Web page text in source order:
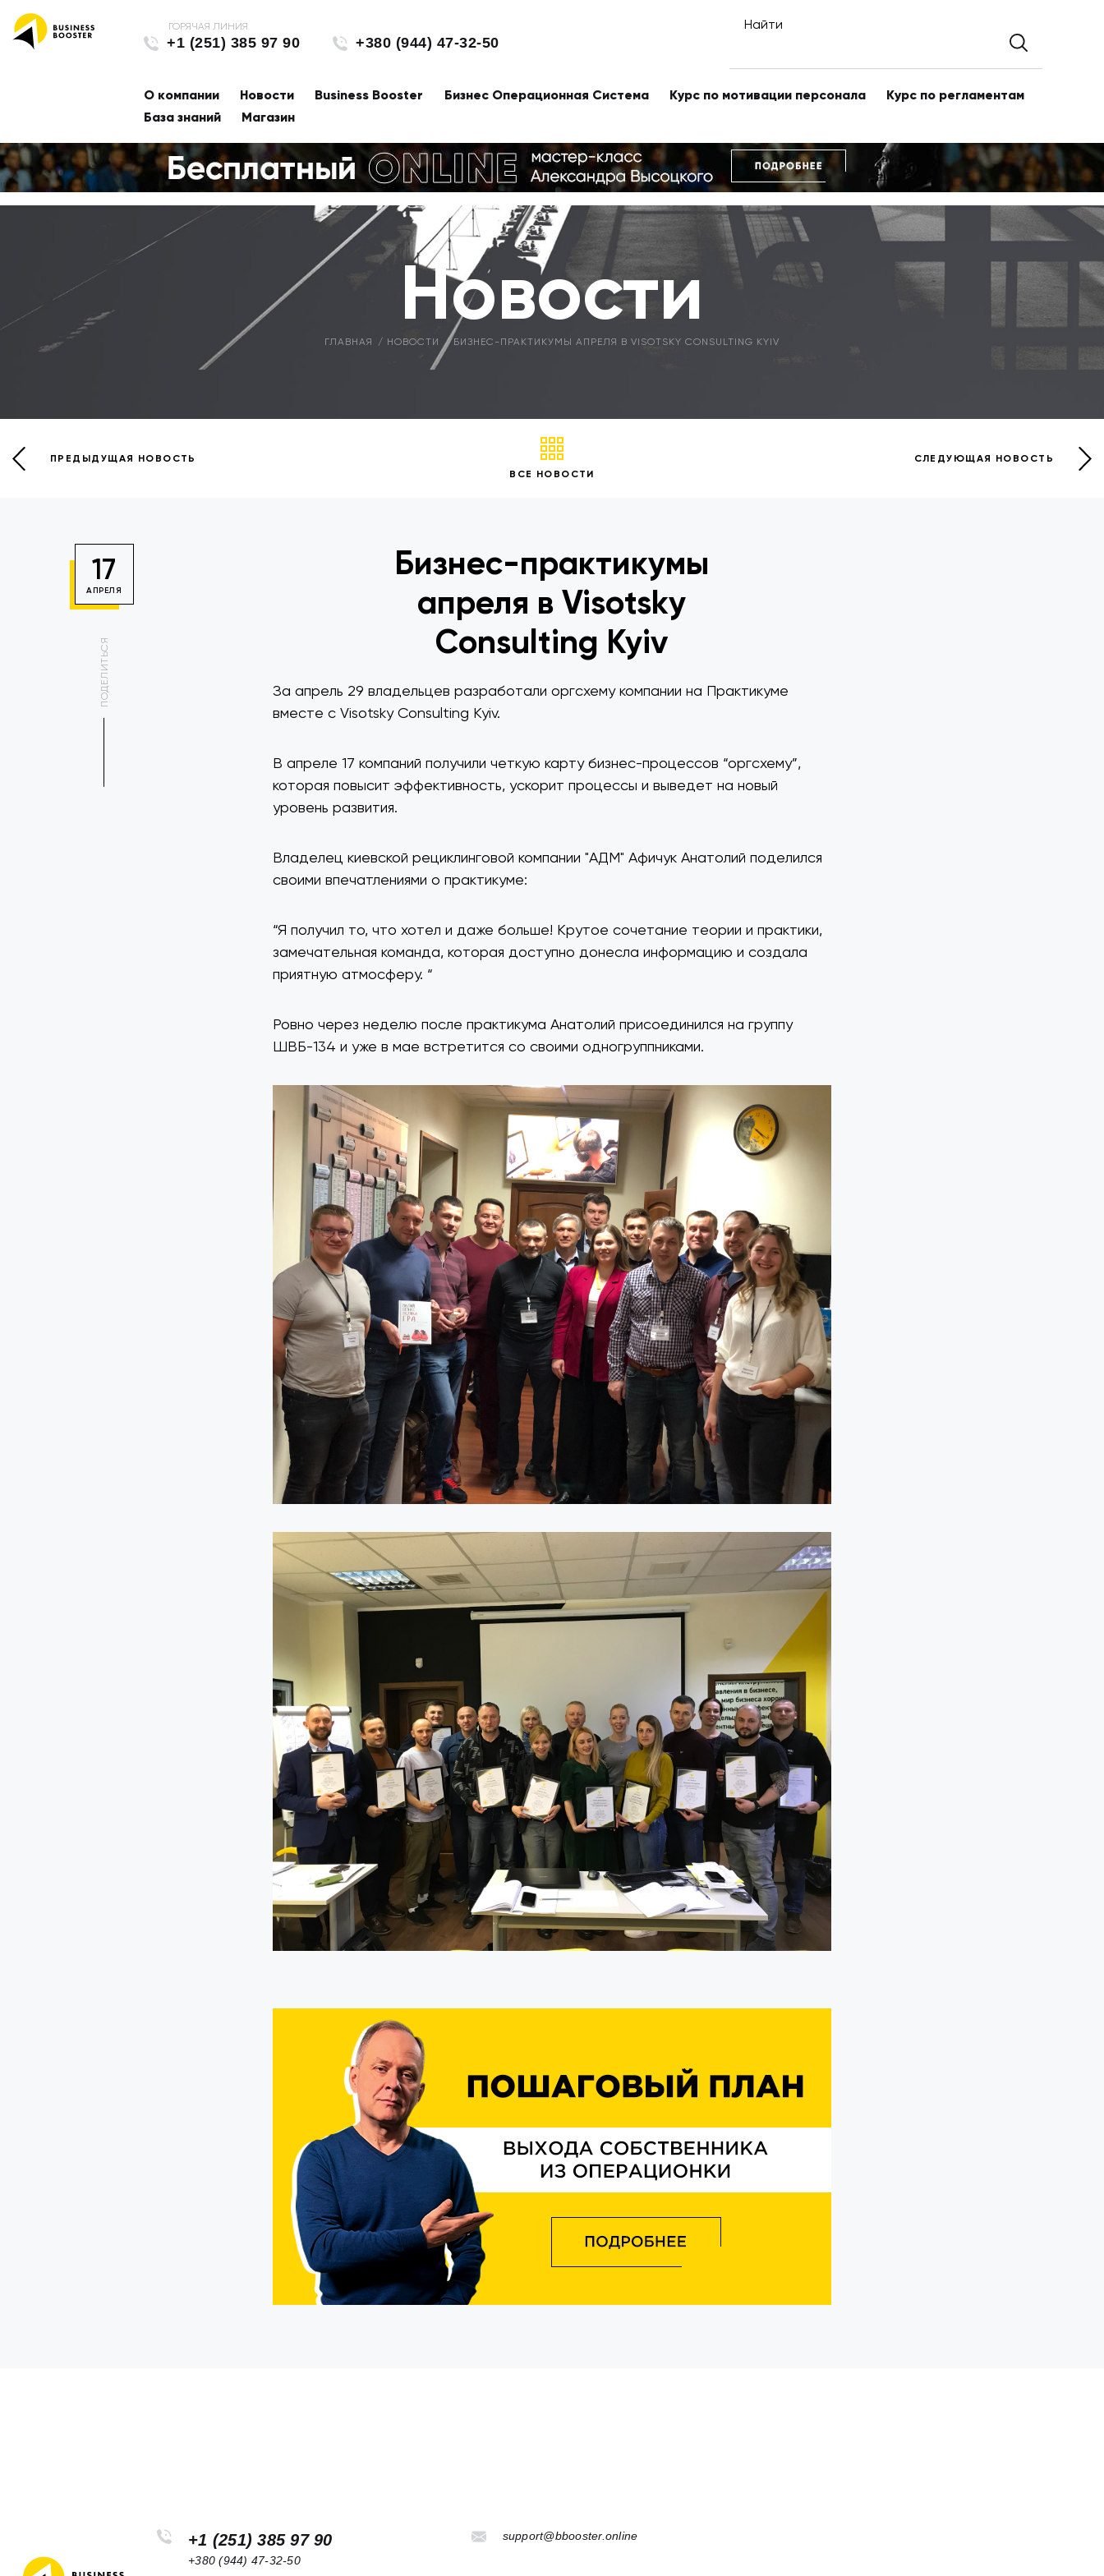
+1 (251) 385 97 90 +380 (944) 47-32-50
Найти
О компании Новости Business Booster Бизнес Операционная Система Курс по мотивации персонала
Курс по регламентам
База знаний
Магазин
Новости
ГЛАВНАЯ НОВОСТИ БИЗНЕС-ПРАКТИКУМЫ АПРЕЛЯ В VISOTSKY CONSULTING KYIV
ПРЕДЫДУЩАЯ НОВОСТЬ
ВСЕ НОВОСТИ
СЛЕДУЮЩАЯ НОВОСТЬ
17
АПРЕЛЯ
ПОДЕЛИТЬСЯ
Бизнес-практикумы
апреля в Visotsky
Consulting Kyiv
За апрель 29 владельцев разработали оргсхему компании на Практикуме
вместе с Visotsky Consulting Kyiv.
В апреле 17 компаний получили четкую карту бизнес-процессов “оргсхему”,
которая повысит эффективность, ускорит процессы и выведет на новый
уровень развития.
Владелец киевской рециклинговой компании "АДМ" Афичук Анатолий поделился
своими впечатлениями о практикуме:
“Я получил то, что хотел и даже больше! Крутое сочетание теории и практики,
замечательная команда, которая доступно донесла информацию и создала
приятную атмосферу. “
Ровно через неделю после практикума Анатолий присоединился на группу
ШВБ-134 и уже в мае встретится со своими одногруппниками.
+1 (251) 385 97 90
+380 (944) 47-32-50
support@bbooster.online